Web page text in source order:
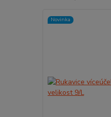
Novinka